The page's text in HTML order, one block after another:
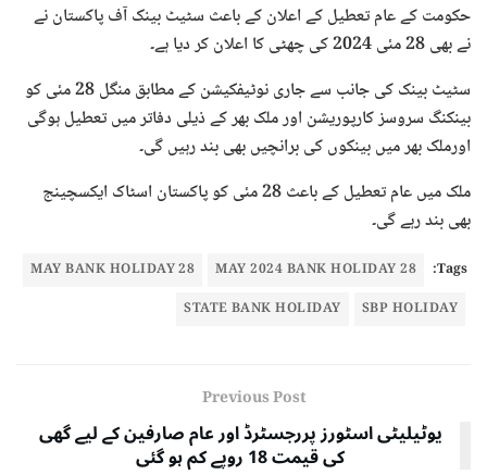
حکومت کے عام تعطیل کے اعلان کے باعث سٹیٹ بینک آف پاکستان نے
نے بھی 28 مئی 2024 کی چھٹی کا اعلان کر دیا ہے۔
سٹیٹ بینک کی جانب سے جاری نوٹیفکیشن کے مطابق منگل 28 مئی کو
بینکنگ سروسز کارپوریشن اور ملک بھر کے ذیلی دفاتر میں تعطیل ہوگی
اورملک بھر میں بینکوں کی برانچیں بھی بند رہیں گی۔
ملک میں عام تعطیل کے باعث 28 مئی کو پاکستان اسٹاک ایکسچینج
بھی بند رہے گی۔
Tags:
28 MAY 2024 BANK HOLIDAY
28 MAY BANK HOLIDAY
SBP HOLIDAY
STATE BANK HOLIDAY
Previous Post
یوٹیلیٹی اسٹورز پررجسٹرڈ اور عام صارفین کے لیے گھی
کی قیمت 18 روپے کم ہو گئی